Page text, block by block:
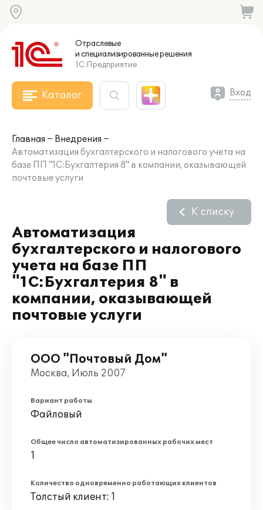
Отраслевые
и специализированныерешения
1С:Предприятие
Каталог Вход
Главная
Внедрения
Автоматизация бухгалтерского и налогового учета на
базе ПП "1C:Бухгалтерия 8" в компании, оказывающей
почтовые услуги
Автоматизация
бухгалтерского и налогового
учета на базе ПП
"1C:Бухгалтерия 8" в
компании, оказывающей
почтовые услуги
К списку
ООО "Почтовый Дом"
Москва, Июль 2007
Вариант работы
Файловый
Общее число автоматизированных рабочих мест
1
Количество одновременно работающих клиентов
Толстый клиент: 1